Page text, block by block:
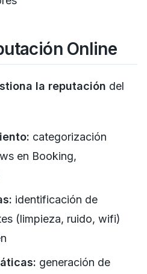
Online
la reputación del
categorización
en Booking,
identificación de
(limpieza, ruido, wifi)
generación de